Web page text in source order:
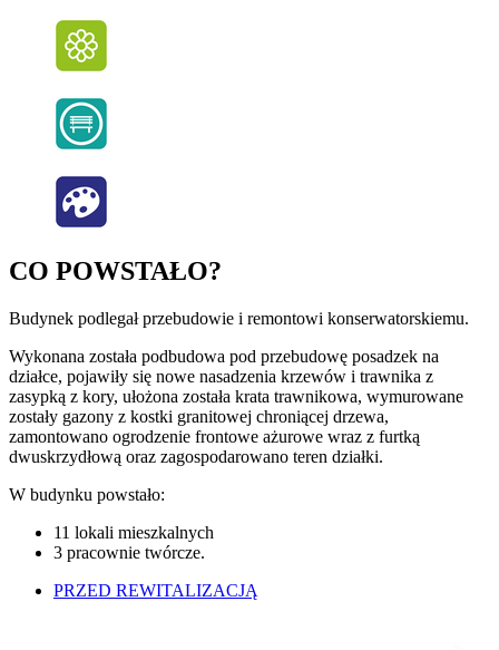
CO POWSTAŁO?
Budynek podlegał przebudowie i remontowi konserwatorskiemu.
Wykonana została podbudowa pod przebudowę posadzek na
działce, pojawiły się nowe nasadzenia krzewów i trawnika z
zasypką z kory, ułożona została krata trawnikowa, wymurowane
zostały gazony z kostki granitowej chroniącej drzewa,
zamontowano ogrodzenie frontowe ażurowe wraz z furtką
dwuskrzydłową oraz zagospodarowano teren działki.
W budynku powstało:
11 lokali mieszkalnych
3 pracownie twórcze.
PRZED REWITALIZACJĄ